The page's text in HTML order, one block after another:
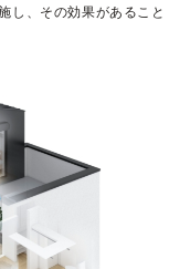
し、その効果があること